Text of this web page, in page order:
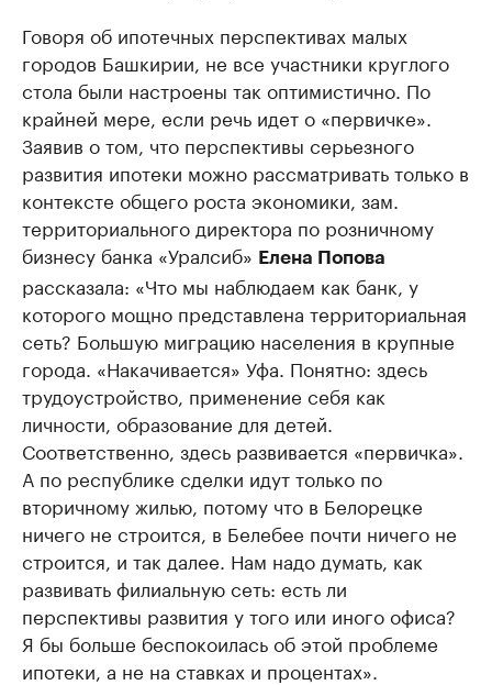
Говоря об ипотечных перспективах малых
городов Башкирии, не все участники круглого
стола были настроены так оптимистично. По
крайней мере, если речь идет о «первичке».
Заявив о том, что перспективы серьезного
развития ипотеки можно рассматривать только в
контексте общего роста экономики, зам.
территориального директора по розничному
бизнесу банка «Уралсиб» Елена Попова
рассказала: «Что мы наблюдаем как банк, у
которого мощно представлена территориальная
сеть? Большую миграцию населения в крупные
города. «Накачивается» Уфа. Понятно: здесь
трудоустройство, применение себя как
личности, образование для детей.
Соответственно, здесь развивается «первичка».
А по республике сделки идут только по
вторичному жилью, потому что в Белорецке
ничего не строится, в Белебее почти ничего не
строится, и так далее. Нам надо думать, как
развивать филиальную сеть: есть ли
перспективы развития у того или иного офиса?
Я бы больше беспокоилась об этой проблеме
ипотеки, а не на ставках и процентах».